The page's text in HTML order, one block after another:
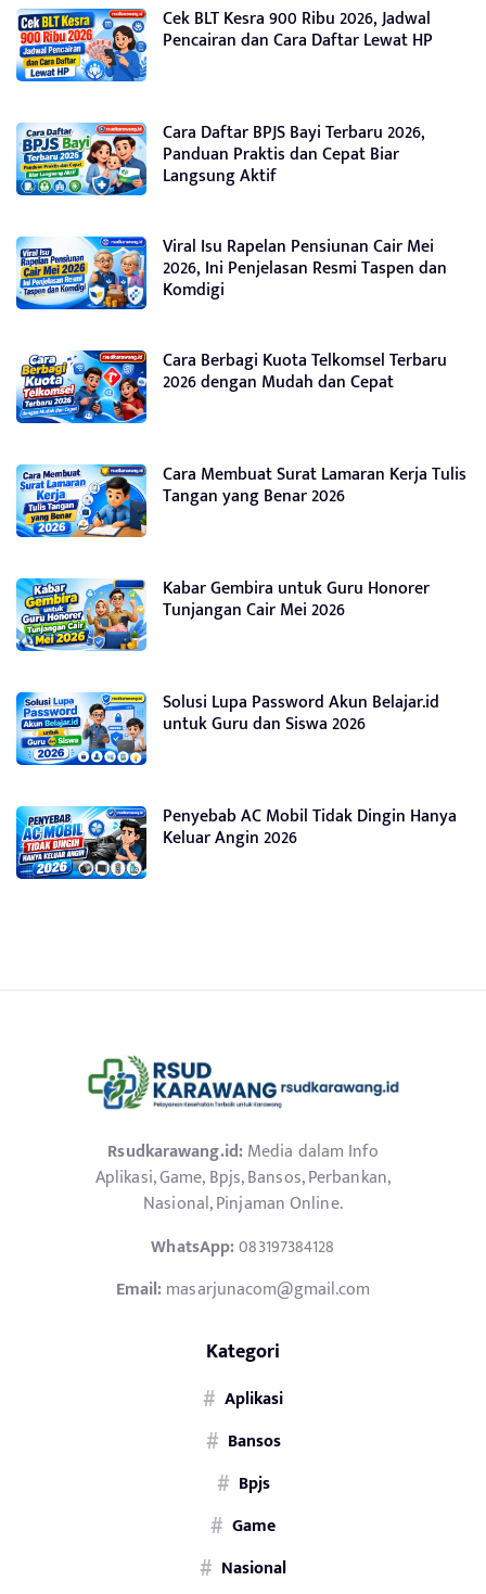
Cek BLT Kesra 900 Ribu 2026, Jadwal
Pencairan dan Cara Daftar Lewat HP
Cara Daftar BPJS Bayi Terbaru 2026,
Panduan Praktis dan Cepat Biar
Langsung Aktif
Viral Isu Rapelan Pensiunan Cair Mei
2026, Ini Penjelasan Resmi Taspen dan
Komdigi
Cara Berbagi Kuota Telkomsel Terbaru
2026 dengan Mudah dan Cepat
Cara Membuat Surat Lamaran Kerja Tulis
Tangan yang Benar 2026
Kabar Gembira untuk Guru Honorer
Tunjangan Cair Mei 2026
Solusi Lupa Password Akun Belajar.id
untuk Guru dan Siswa 2026
Penyebab AC Mobil Tidak Dingin Hanya
Keluar Angin 2026
Rsudkarawang.id:Media dalam Info
Aplikasi, Game, Bpjs, Bansos, Perbankan,
Nasional, Pinjaman Online.
WhatsApp:083197384128
Email:masarjunacom@gmail.com
Kategori
Aplikasi
Bansos
Bpjs
Game
Nasional